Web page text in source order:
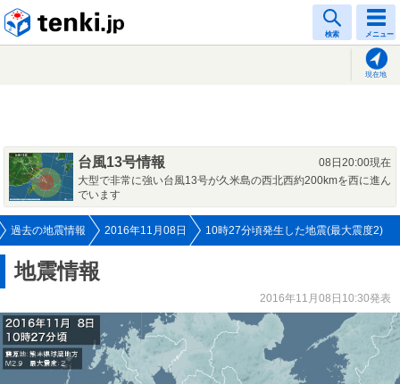
検索 メニュー
現在地
台風13号情報
08日20:00現在
大型で非常に強い台風13号が久米島の西北西約200kmを西に進ん
でいます
過去の地震情報 2016年11月08日 10時27分頃発生した地震(最大震度2)
地震情報
2016年11月08日10:30発表